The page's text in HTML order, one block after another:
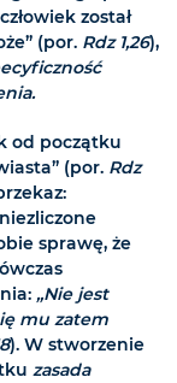
został
(por. Rdz 1,26),
od początku
(por. Rdz
sprawę, że
„Nie jest
mu zatem
). W stworzenie
zasada